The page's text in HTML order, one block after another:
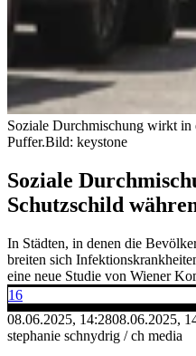
Soziale Durchmischung wirkt in
Puffer.Bild: keystone
Soziale
Schutzschild
In Städten, in denen die
breiten sich
eine neue Studie von Wiener
16
08.06.2025, 14:2808.06.2025,
stephanie schnydrig / ch media